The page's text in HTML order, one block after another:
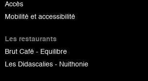
Accès
Mobilité et accessibilité
Les restaurants
Brut Café - Equilibre
Les Didascalies - Nuithonie